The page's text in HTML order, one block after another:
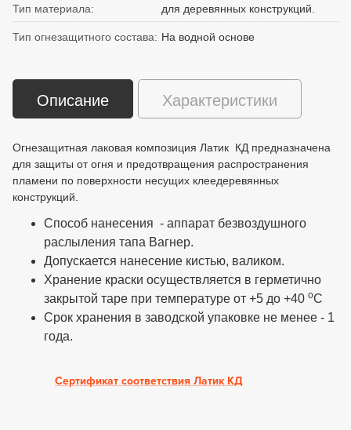
Тип материала: для деревянных конструкций.
Тип огнезащитного состава: На водной основе
Описание Характеристики
Огнезащитная лаковая композиция Латик КД предназначена
для защиты от огня и предотвращения распространения
пламени по поверхности несущих клеедеревянных
конструкций.
Способ нанесения - аппарат безвоздушного
раслыления тапа Вагнер.
Допускается нанесение кистью, валиком.
Хранение краски осуществляется в герметично
закрытой таре при температуре от +5 до +40 оС
Срок хранения в заводской упаковке не менее - 1
года.
Сертификат соответствия Латик КД